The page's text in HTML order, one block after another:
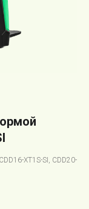
XT1S-SI, CDD20-